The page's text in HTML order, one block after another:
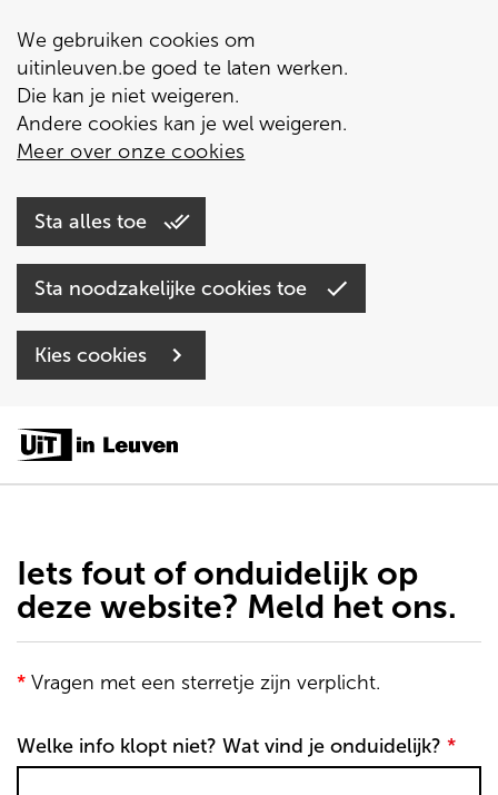
We gebruiken cookies om
uitinleuven.be goed te laten werken.
Die kan je niet weigeren.
Andere cookies kan je wel weigeren.
Meer over onze cookies
Sta alles toe
Sta noodzakelijke cookies toe
Kies cookies
en
gaan
Iets fout of onduidelijk op
deze website? Meld het ons.
* Vragen met een sterretje zijn verplicht.
Welke info klopt niet? Wat vind je onduidelijk? *